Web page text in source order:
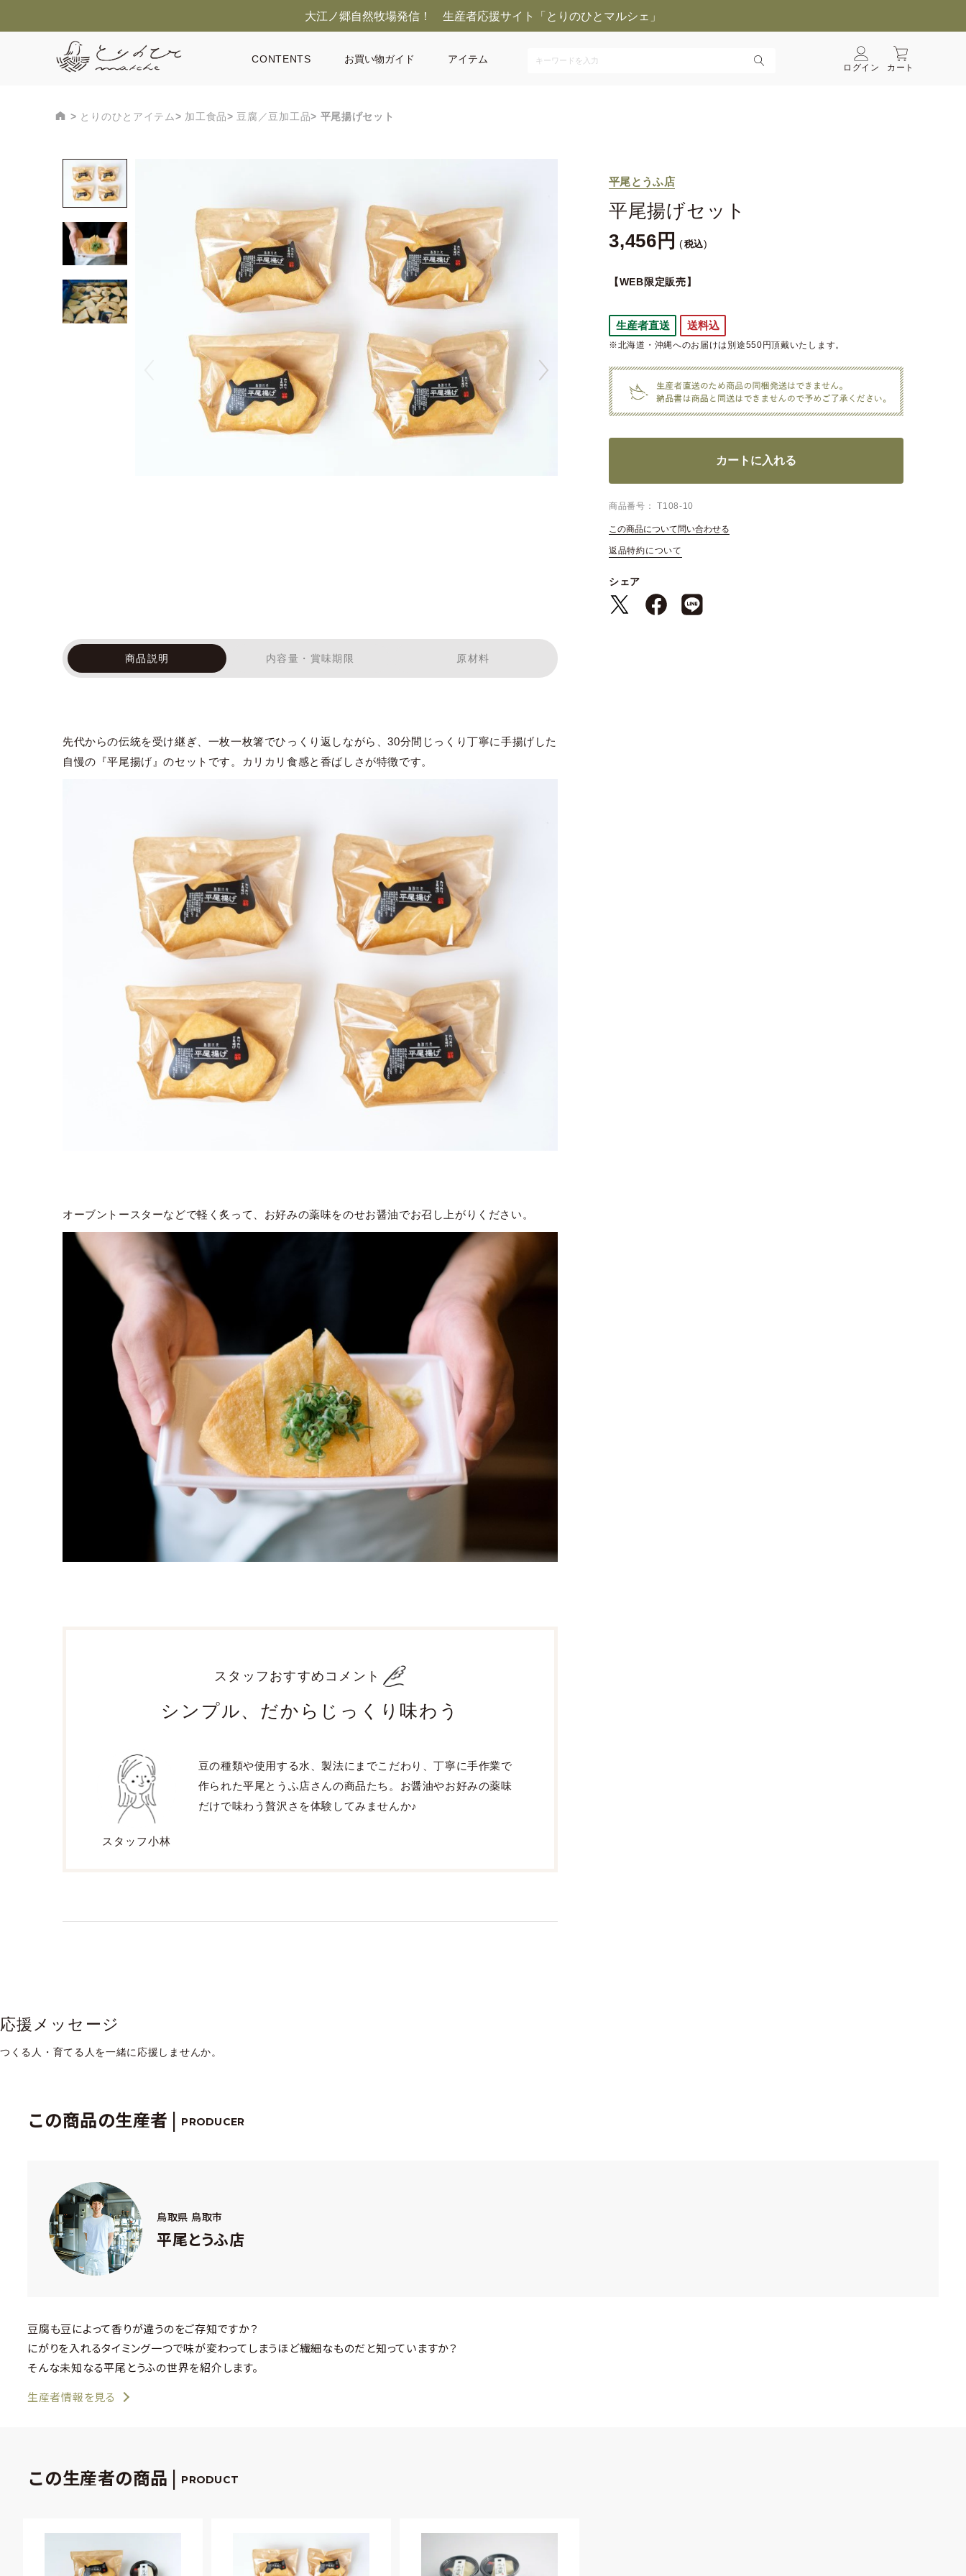
大江ノ郷自然牧場発信！ 生産者応援サイト「とりのひとマルシェ」
CONTENTS お買い物ガイド アイテム
ログイン カート
とりのひとアイテム 加工食品 豆腐／豆加工品 平尾揚げセット
平尾とうふ店
平尾揚げセット
3,456
税込
【WEB限定販売】
生産者直送 送料込
※北海道・沖縄へのお届けは別途550円頂戴いたします。
カートに入れる
商品番号 T108-10
この商品について問い合わせる
返品特約について
シェア
商品説明 内容量・賞味期限 原材料
先代からの伝統を受け継ぎ、一枚一枚箸でひっくり返しながら、30分間じっくり丁寧に手揚げした
自慢の『平尾揚げ』のセットです。カリカリ食感と香ばしさが特徴です。
オーブントースターなどで軽く炙って、お好みの薬味をのせお醤油でお召し上がりください。
スタッフおすすめコメント
シンプル、だからじっくり味わう
スタッフ小林
豆の種類や使用する水、製法にまでこだわり、丁寧に手作業で
作られた平尾とうふ店さんの商品たち。お醤油やお好みの薬味
だけで味わう贅沢さを体験してみませんか♪
応援メッセージ
つくる人・育てる人を一緒に応援しませんか。
この商品の生産者 | PRODUCER
鳥取県 鳥取市
平尾とうふ店
豆腐も豆によって香りが違うのをご存知ですか？
にがりを入れるタイミング一つで味が変わってしまうほど繊細なものだと知っていますか？
そんな未知なる平尾とうふの世界を紹介します。
生産者情報を見る
この生産者の商品 | PRODUCT